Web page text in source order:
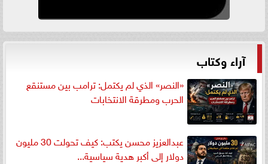
آراء وكتاب
«النصر» الذي لم يكتمل: ترامب بين مستنقع
الحرب ومطرقة الانتخابات
عبدالعزيز محسن يكتب: كيف تحولت 30 مليون
دولار إلى أكبر هدية سياسية...